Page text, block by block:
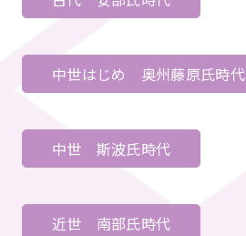
中世はじめ 奥州藤原氏時代
中世 斯波氏時代
近世 南部氏時代